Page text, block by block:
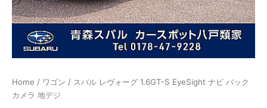
Home / ワゴン / スバル レヴォーグ 1.6GT-S EyeSight ナビ バック
カメラ 地デジ